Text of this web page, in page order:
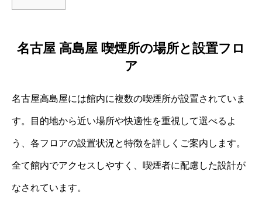
名古屋 高島屋 喫煙所の場所と設置フロ
ア
名古屋高島屋には館内に複数の喫煙所が設置されていま
す。目的地から近い場所や快適性を重視して選べるよ
う、各フロアの設置状況と特徴を詳しくご案内します。
全て館内でアクセスしやすく、喫煙者に配慮した設計が
なされています。